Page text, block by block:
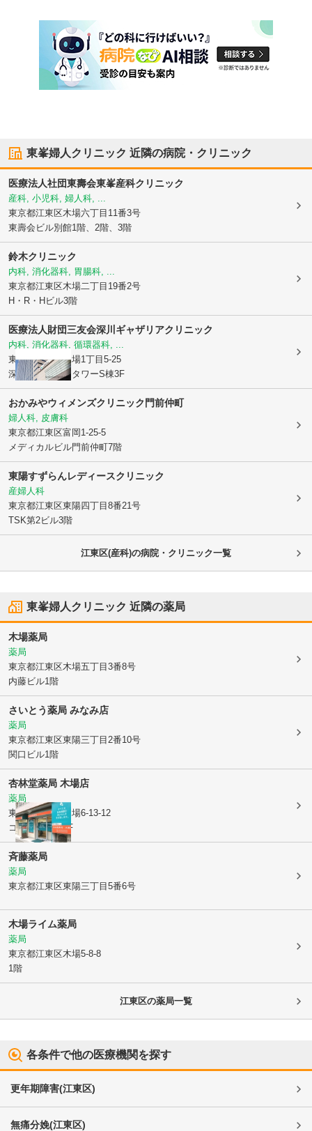
東峯婦人クリニック 近隣の病院・クリニック
医療法人社団東壽会東峯産科クリニック
産科, 小児科, 婦人科, ...
東京都江東区木場六丁目11番3号
東壽会ビル別館1階、2階、3階
鈴木クリニック
内科, 消化器科, 胃腸科, ...
東京都江東区木場二丁目19番2号
H・R・Hビル3階
医療法人財団三友会深川ギャザリアクリニック
内科, 消化器科, 循環器科, ...
東京都江東区木場1丁目5-25
深川ギャザリアタワーS棟3F
おかみやウィメンズクリニック門前仲町
婦人科, 皮膚科
東京都江東区富岡1-25-5
メディカルビル門前仲町7階
東陽すずらんレディースクリニック
産婦人科
東京都江東区東陽四丁目8番21号
TSK第2ビル3階
江東区(産科)の病院・クリニック一覧
東峯婦人クリニック 近隣の薬局
木場薬局
薬局
東京都江東区木場五丁目3番8号
内藤ビル1階
さいとう薬局 みなみ店
薬局
東京都江東区東陽三丁目2番10号
関口ビル1階
杏林堂薬局 木場店
薬局
東京都江東区木場6-13-12
コーポ千代乃1F
斉藤薬局
薬局
東京都江東区東陽三丁目5番6号
木場ライム薬局
薬局
東京都江東区木場5-8-8
1階
江東区の薬局一覧
各条件で他の医療機関を探す
更年期障害(江東区)
無痛分娩(江東区)